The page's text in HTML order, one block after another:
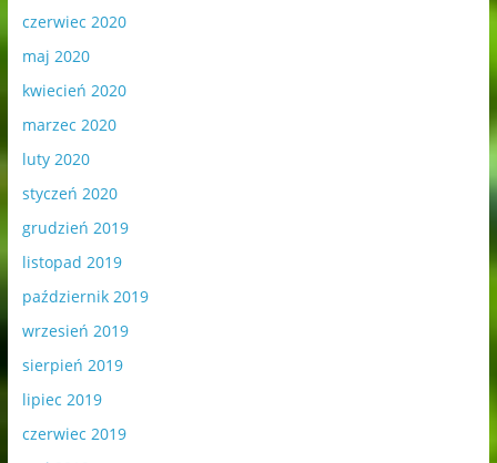
czerwiec 2020
maj 2020
kwiecień 2020
marzec 2020
luty 2020
styczeń 2020
grudzień 2019
listopad 2019
październik 2019
wrzesień 2019
sierpień 2019
lipiec 2019
czerwiec 2019